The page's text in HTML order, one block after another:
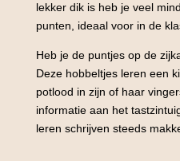
lekker dik is heb je veel
punten, ideaal voor in de
Heb je de puntjes op de
Deze hobbeltjes leren een
potlood in zijn of haar
informatie aan het
leren schrijven steeds